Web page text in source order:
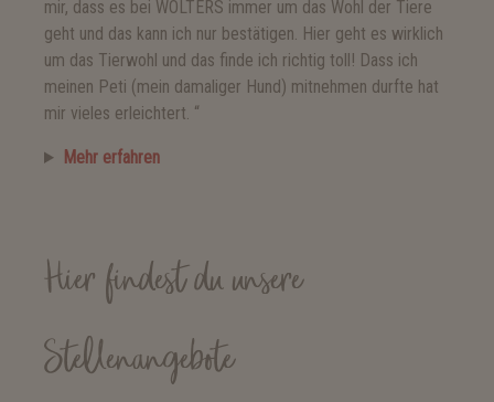
mir, dass es bei WOLTERS immer um das Wohl der Tiere
geht und das kann ich nur bestätigen. Hier geht es wirklich
um das Tierwohl und das finde ich richtig toll! Dass ich
meinen Peti (mein damaliger Hund) mitnehmen durfte hat
mir vieles erleichtert. “
Mehr erfahren
Hier findest du unsere
Stellenangebote